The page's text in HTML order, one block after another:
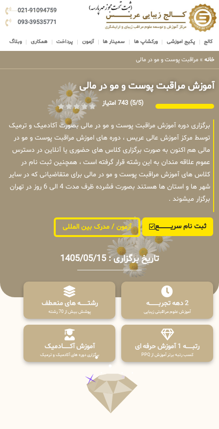
021-91094759
093-39535771
کالج پکیج اموزشی ورکشاپ ها سمینار ها آزمون پرداخت همکاری وبلاگ
خانه » مراقبت پوست و مو در مالی
آموزش مراقبت پوست و مو در مالی
(5/5) 743 امتیاز
برگزاری دوره آموزش مراقبت پوست و مو در مالی بصورت آکادمیک و ترمیک
توسط مرکز آموزش عالی عریس ، دوره های اموزش مراقبت پوست و مو در
مالی هم اکنون به صورت برگزاری کلاس های حضوری یا آنلاین در دسترس
عموم علاقه مندان به این رشته قرار گرفته است ، همچنین ثبت نام در
کلاس های آموزش مراقبت پوست و مو در مالی برای متقاضیانی که در سایر
شهر ها و استان ها هستند بصورت فشرده ظرف مدت 4 الی 6 روز در تهران
برگزار میشوند .
ثبت نام سریــــــــــــع آزمون / مدرک بین المللی
تاریخ برگزاری : 1405/05/15
2 دهه تجربـــــــــه
آموزش علوم مراقبتی زیبایی
رشتـــــــه های منعطف
پوشش بیش از 70 رشته
رتبــــــه 1 آموزش حرفه ای
کسب رتبه برتر آموزش از PPQ
آموزش آکـــــــادمیک
برگزاری دوره های آکادمیک و ترمیک